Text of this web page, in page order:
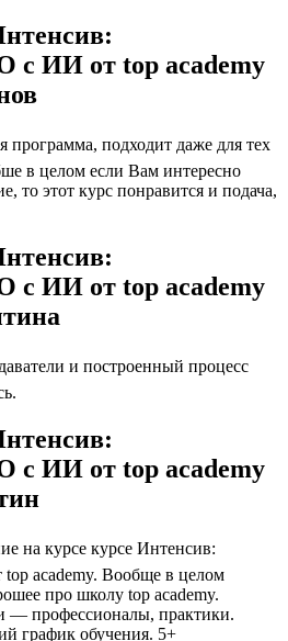
с ИИ от top academy
программа, подходит даже для тех
в целом если Вам интересно
то этот курс понравится и подача,
с ИИ от top academy
и построенный процесс
с ИИ от top academy
на курсе курсе Интенсив:
academy. Вообще в целом
про школу top academy.
— профессионалы, практики.
график обучения. 5+